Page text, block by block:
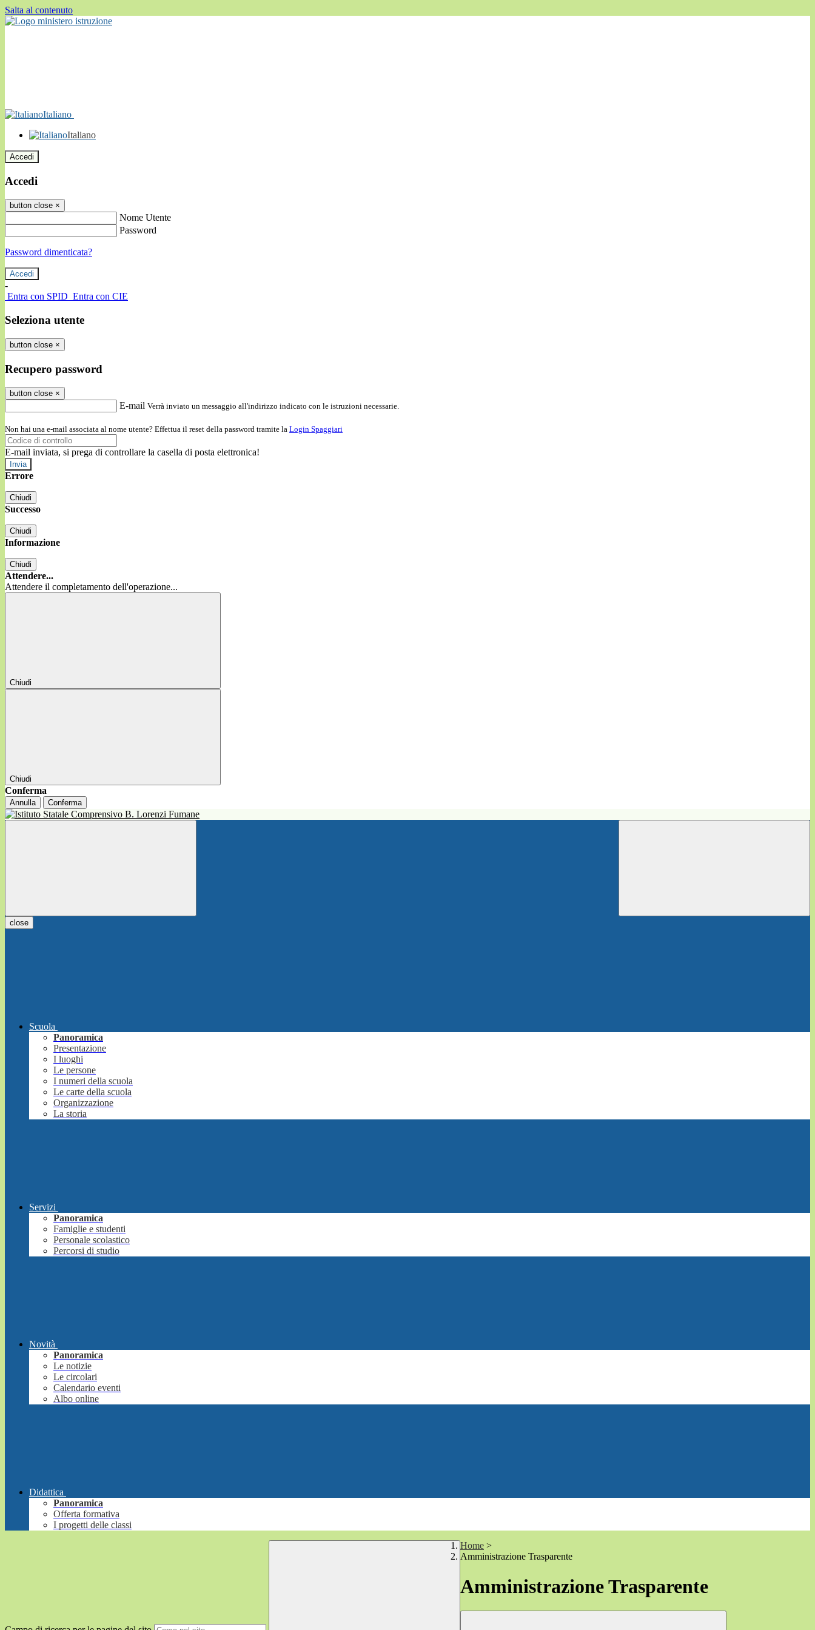
Salta al contenuto
Italiano
Italiano
Accedi
Accedi
button close ×
Nome Utente
Password
Password dimenticata?
-
Entra con SPID Entra con CIE
Seleziona utente
button close ×
Recupero password
button close ×
E-mail Verrà inviato un messaggio all'indirizzo indicato con le istruzioni necessarie.
Non hai una e-mail associata al nome utente? Effettua il reset della password tramite la Login Spaggiari
E-mail inviata, si prega di controllare la casella di posta elettronica!
Errore
Chiudi
Successo
Chiudi
Informazione
Chiudi
Attendere...
Attendere il completamento dell'operazione...
Chiudi
Chiudi
Conferma
Annulla Conferma
close
Scuola
Panoramica
Presentazione
I luoghi
Le persone
I numeri della scuola
Le carte della scuola
Organizzazione
La storia
Servizi
Panoramica
Famiglie e studenti
Personale scolastico
Percorsi di studio
Novità
Panoramica
Le notizie
Le circolari
Calendario eventi
Albo online
Didattica
Panoramica
Offerta formativa
I progetti delle classi
Home >
Amministrazione Trasparente
Amministrazione Trasparente